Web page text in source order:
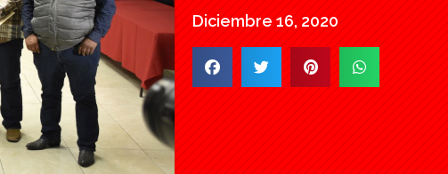
Diciembre 16, 2020